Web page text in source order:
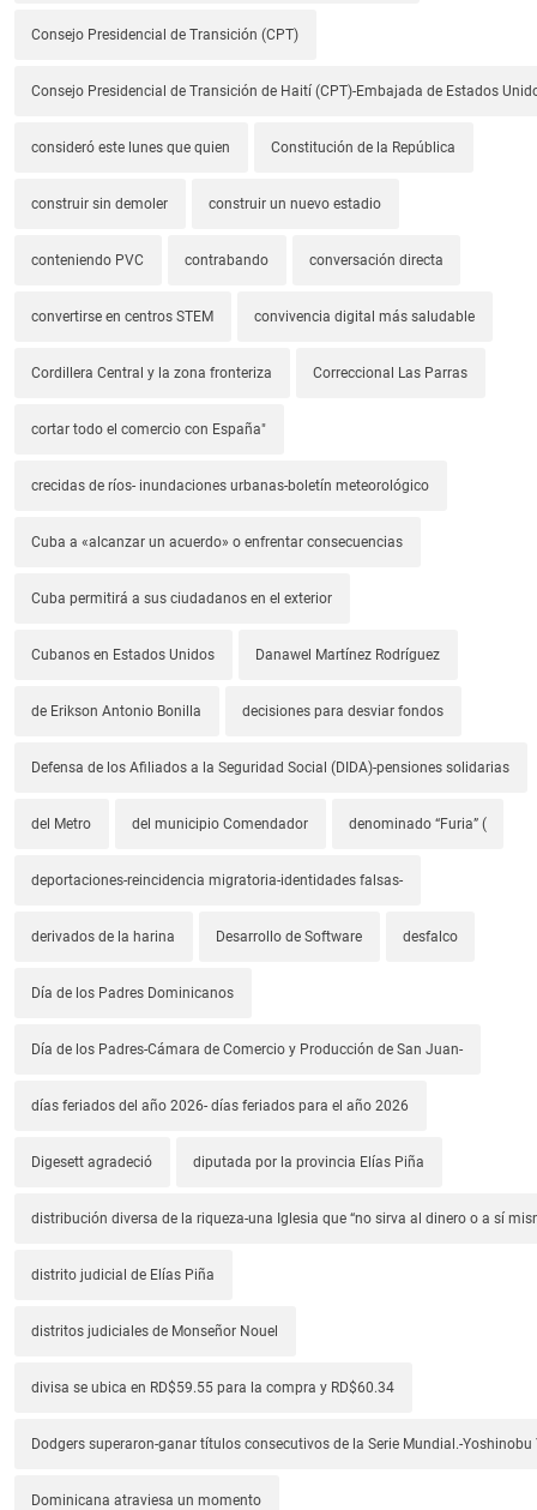
Consejo Presidencial de Transición (CPT)
Consejo Presidencial de Transición de Haití (CPT)-Embajada de Estados
consideró este lunes que quien Constitución de la República
construir sin demoler construir un nuevo estadio
conteniendo PVC contrabando conversación directa
convertirse en centros STEM convivencia digital más saludable
Cordillera Central y la zona fronteriza Correccional Las Parras
cortar todo el comercio con España"
crecidas de ríos- inundaciones urbanas-boletín meteorológico
Cuba a «alcanzar un acuerdo» o enfrentar consecuencias
Cuba permitirá a sus ciudadanos en el exterior
Cubanos en Estados Unidos Danawel Martínez Rodríguez
de Erikson Antonio Bonilla decisiones para desviar fondos
Defensa de los Afiliados a la Seguridad Social (DIDA)-pensiones solidarias
del Metro del municipio Comendador denominado “Furia” (
deportaciones-reincidencia migratoria-identidades falsas-
derivados de la harina Desarrollo de Software desfalco
Día de los Padres Dominicanos
Día de los Padres-Cámara de Comercio y Producción de San Juan-
días feriados del año 2026- días feriados para el año 2026
Digesett agradeció diputada por la provincia Elías Piña
distribución diversa de la riqueza-una Iglesia que “no sirva al dinero o a sí
distrito judicial de Elías Piña
distritos judiciales de Monseñor Nouel
divisa se ubica en RD$59.55 para la compra y RD$60.34
Dodgers superaron-ganar títulos consecutivos de la Serie Mundial.-
Dominicana atraviesa un momento